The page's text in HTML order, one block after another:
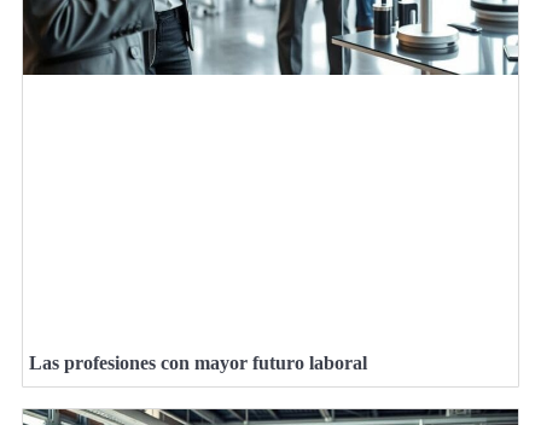
Las profesiones con mayor futuro laboral